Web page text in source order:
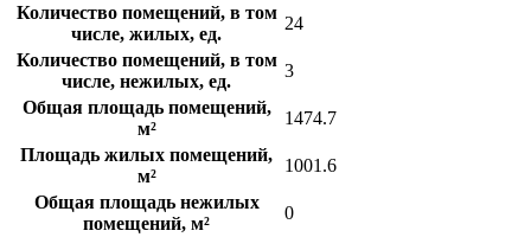
Количество помещений, в том
числе, жилых, ед.
24
Количество помещений, в том
числе, нежилых, ед.
3
Общая площадь помещений,
м²
1474.7
Площадь жилых помещений,
м²
1001.6
Общая площадь нежилых
помещений, м²
0